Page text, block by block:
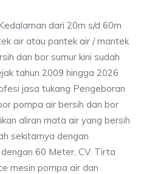
dari 20m s/d 60m
air atau pantek air / mantek
dan bor sumur kini sudah
tahun 2009 hingga 2026
jasa tukang Pengeboran
pompa air bersih dan bor
aliran mata air yang bersih
sekitarnya dengan
60 Meter, CV. Tirta
mesin pompa air dan